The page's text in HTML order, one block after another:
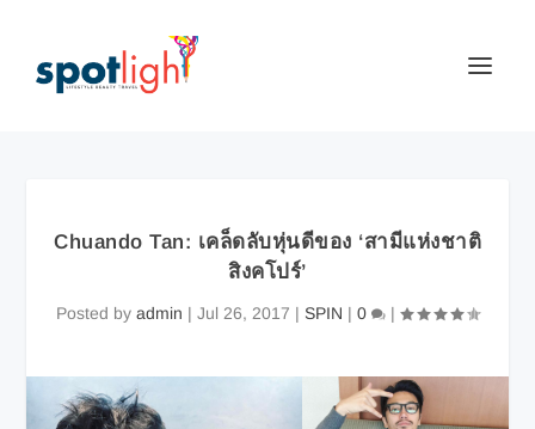
Chuando Tan: เคล็ดลับหุ่นดีของ ‘สามีแห่งชาติ
สิงคโปร์’
Posted by admin | Jul 26, 2017 | SPIN | 0 |